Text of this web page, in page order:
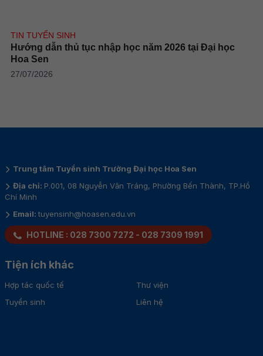
TIN TUYỂN SINH
Hướng dẫn thủ tục nhập học năm 2026 tại Đại học
Hoa Sen
27/07/2026
Trung tâm Tuyển sinh Trường Đại học Hoa Sen
Địa chỉ: P.001, 08 Nguyễn Văn Tráng, Phường Bến Thành, TP.Hồ
Chí Minh
Email:tuyensinh@hoasen.edu.vn
HOTLINE : 028 7300 7272 - 028 7309 1991
Tiện ích khác
Hợp tác quốc tế
Tuyển sinh
Thư viện
Liên hệ